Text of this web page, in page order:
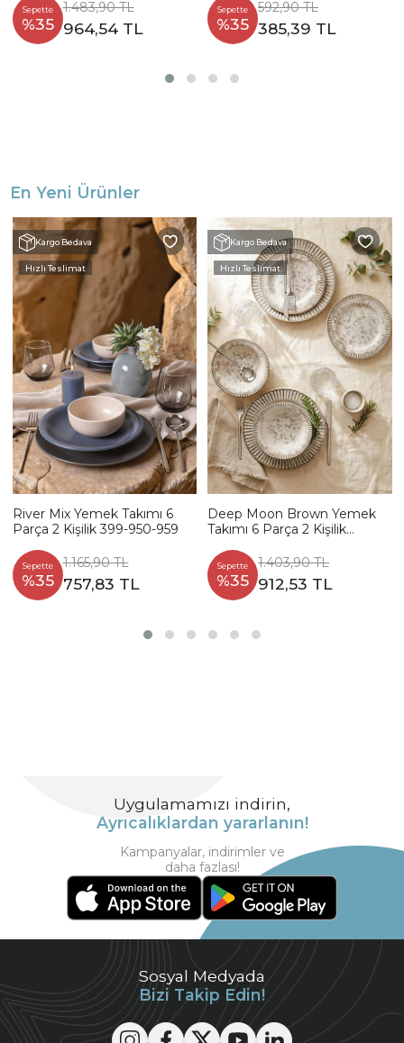
Sepette
%35
1.483,90 TL
964,54 TL
Sepette
%35
592,90 TL
385,39 TL
En Yeni Ürünler
Kargo Bedava
Hızlı Teslimat
River Mix Yemek Takımı 6
Parça 2 Kişilik 399-950-959
Sepette
%35
1.165,90 TL
757,83 TL
Kargo Bedava
Hızlı Teslimat
Deep Moon Brown Yemek
Takımı 6 Parça 2 Kişilik
Sepette
%35
1.403,90 TL
912,53 TL
Sosyal Medyada
Bizi Takip Edin!
Uygulamamızı indirin,
Ayrıcalıklardan yararlanın!
Kampanyalar, indirimler ve
daha fazlası!